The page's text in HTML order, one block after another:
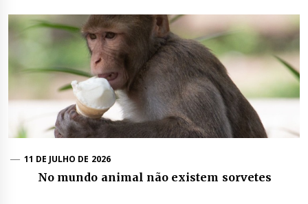
11 DE JULHO DE 2026
No mundo animal não existem sorvetes